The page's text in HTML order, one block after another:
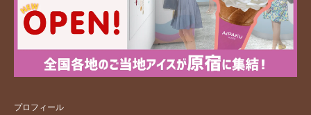
プロフィール